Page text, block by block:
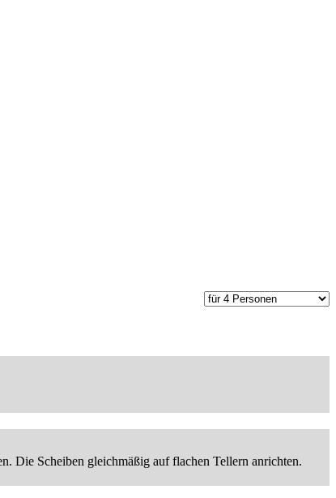
Die Scheiben gleichmäßig auf flachen Tellern anrichten.